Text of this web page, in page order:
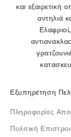
και εξαιρετική
αντηλιά
Εξυπηρέτηση
Πληροφορίες
Πολιτική